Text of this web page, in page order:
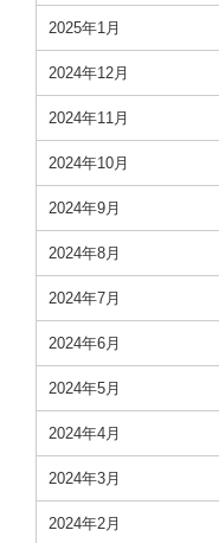
2025年1月
2024年12月
2024年11月
2024年10月
2024年9月
2024年8月
2024年7月
2024年6月
2024年5月
2024年4月
2024年3月
2024年2月